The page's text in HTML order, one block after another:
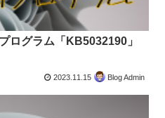
ログラム「KB5032190」
2023.11.15 Blog Admin